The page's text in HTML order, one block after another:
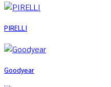
PIRELLI
Goodyear